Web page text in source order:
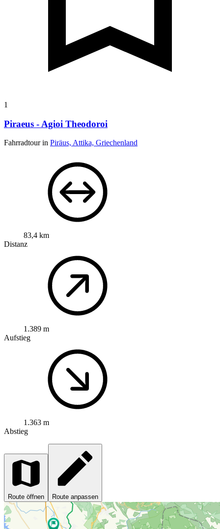
1
Piraeus - Agioi Theodoroi
Fahrradtour in Piräus, Attika, Griechenland
83,4 km
Distanz
1.389 m
Aufstieg
1.363 m
Abstieg
Route öffnen Route anpassen